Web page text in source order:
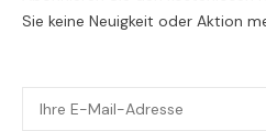
Sie keine Neuigkeit oder Aktion